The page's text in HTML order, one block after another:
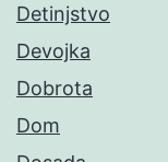
Detinjstvo
Devojka
Dobrota
Dom